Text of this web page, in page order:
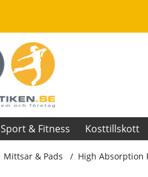
Sport & Fitness Kosttillskott
Mittsar & Pads High Absorption